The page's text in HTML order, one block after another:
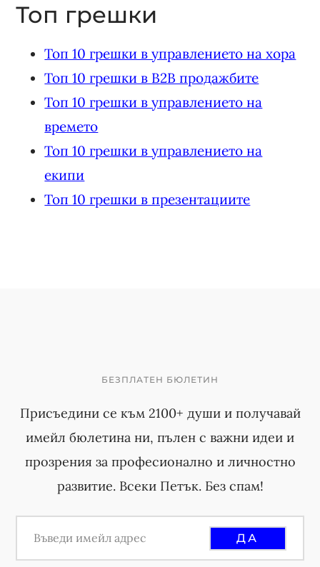
Топ грешки
Топ 10 грешки в управлението на хора
Топ 10 грешки в B2B продажбите
Топ 10 грешки в управлението на
времето
Топ 10 грешки в управлението на
екипи
Топ 10 грешки в презентациите
БЕЗПЛАТЕН БЮЛЕТИН
Присъедини се към 2100+ души и получавай
имейл бюлетина ни, пълен с важни идеи и
прозрения за професионално и личностно
развитие. Всеки Петък. Без спам!